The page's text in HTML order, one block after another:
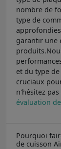
nombre de
type de
garantir une
et du type
cruciaux
n'hésitez
évaluation
Pourquoi
de cuisson